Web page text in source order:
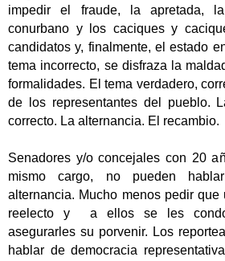
impedir el fraude, la apretada,
conurbano y los caciques y
candidatos y, finalmente, el estado
tema incorrecto, se disfraza la
formalidades. El tema verdadero,
de los representantes del pueblo.
correcto. La alternancia. El recambio.
Senadores y/o concejales con 20
mismo cargo, no pueden
alternancia. Mucho menos pedir que
reelecto y a ellos se les
asegurarles su porvenir. Los
hablar de democracia